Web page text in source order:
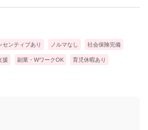
センティブあり ノルマなし 社会保険完備
援 副業・WワークOK 育児休暇あり